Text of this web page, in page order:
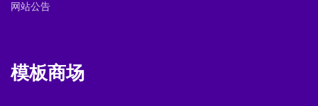
网站公告
模板商场